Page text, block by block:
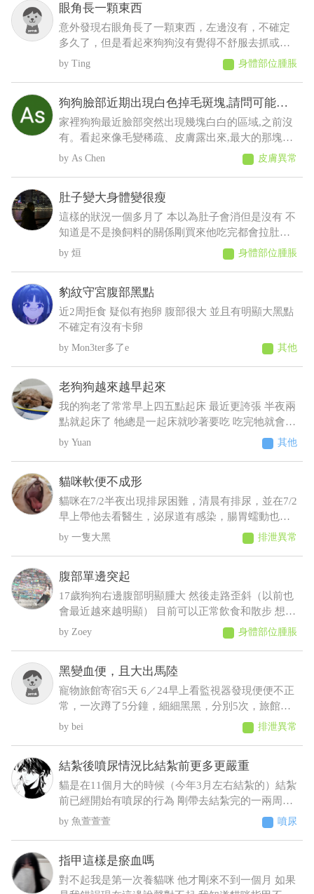
眼角長一顆東西
意外發現右眼角長了一顆東西，左邊沒有，不確定
多久了，但是看起來狗狗沒有覺得不舒服去抓或流
眼淚等等之類的，想請問這是什麼？會不會影響眼
Ting 身體部位腫脹
狗狗臉部近期出現白色掉毛斑塊,請問可能是
什麼原因
家裡狗狗最近臉部突然出現幾塊白白的區域,之前沒
有。看起來像毛變稀疏、皮膚露出來,最大的那塊有
點像有皮屑,但沒有看到流血、 化膿或明顯紅腫。
狗狗目前看起來精神、食慾都正常,也沒有一直抓臉
他皮膚問題?
As Chen 皮膚異常
肚子變大身體變很瘦
這樣的狀況一個多月了 本以為肚子會消但是沒有 不
知道是不是換飼料的關係剛買來他吃完都會拉肚子
後來就少量多餐就比較不會拉了以前飼料都吃很快
現在都吃很慢有時候還沒有吃完 反而人在吃的他都
現在沒長多少出來變很瘦看得到肋骨 請問醫師這是
什麼狀況????????
烜 身體部位腫脹
豹紋守宮腹部黑點
近2周拒食 疑似有抱卵 腹部很大 並且有明顯大黑點
不確定有沒有卡卵
Mon3ter多了e 其他
老狗狗越來越早起來
我的狗老了常常早上四五點起床 最近更誇張 半夜兩
點就起床了 牠總是一起床就吵著要吃 吃完牠就會乖
乖睡回去 不吃牠就一直抓門一直來回踱步 我明明晚
上十點才給牠吃過 增加了散步次數 結果好像更糟
都是罐頭加水或羊奶稀釋給牠才會喝 這樣子可能是
什麼疾病呀 建議要做什麼檢查呢
Yuan 其他
貓咪軟便不成形
貓咪在7/2半夜出現排尿困難，清晨有排尿，並在7/2
早上帶他去看醫生，泌尿道有感染，腸胃蠕動也變
慢，目前在吃消炎藥和胃藥，昨日貓咪排便時軟便
但有成型，而今日排便軟便並未成型，貓咪在前陣
成型的
一隻大黑 排泄異常
腹部單邊突起
17歲狗狗右邊腹部明顯腫大 然後走路歪斜（以前也
會最近越來越明顯） 目前可以正常飲食和散步 想請
問可能會是什麼狀況，謝謝
Zoey 身體部位腫脹
黑變血便，且大出馬陸
寵物旅館寄宿5天 6／24早上看監視器發現便便不正
常，一次蹲了5分鐘，細細黑黑，分別5次，旅館通
報早上吐 中午接回，回來不進食，只喝水，且晚間
拉了2次黑便〔帶紅果凍型態的晶體〕 6／25 清晨
來！ 6／25下午帶去旅館指定的獸醫院看診 肛門觸
診完，醫生判斷潰瘍性結直腸炎，隨即打了制酸
劑，給了胃粘膜保護劑跟止瀉 7/2告知旅館回診血檢
期中這三項不正常BUN66/RBC9.13/ALT87，旅館改
口說不是他們的問題，沒證據足以判斷是馬陸造成
24凌晨他們說正常，但我看已經很怪了 勞煩醫生幫
我看一下，謝謝
bei 排泄異常
結紮後噴尿情況比結紮前更多更嚴重
貓是在11個月大的時候（今年3月左右結紮的）結紮
前已經開始有噴尿的行為 剛帶去結紮完的一兩周基
本沒噴尿 之後的時間經常噴尿 原先只是床旁邊的牆
壁 到後來床頭櫃、衣櫃、電腦螢幕、電腦主機 連在
噴了 至今仍未改善而且還越來越嚴重（噴的範圍越
來越多 甚至剛噴完牆壁不到10秒又去噴衣櫃）這種
魚萱萱萱 噴尿
指甲這樣是瘀血嗎
對不起我是第一次養貓咪 他才剛來不到一個月 如果